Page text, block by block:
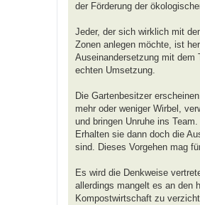
der Förderung der
Jeder, der sich wirklich mit
Zonen anlegen möchte, ist
Auseinandersetzung mit dem
echten Umsetzung.
Die Gartenbesitzer
mehr oder weniger Wirbel,
und bringen Unruhe ins Team.
Erhalten sie dann doch die
sind. Dieses Vorgehen mag
Es wird die Denkweise
allerdings mangelt es an den
Kompostwirtschaft zu